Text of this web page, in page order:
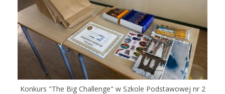
Konkurs "The Big Challenge" w Szkole Podstawowej nr 2